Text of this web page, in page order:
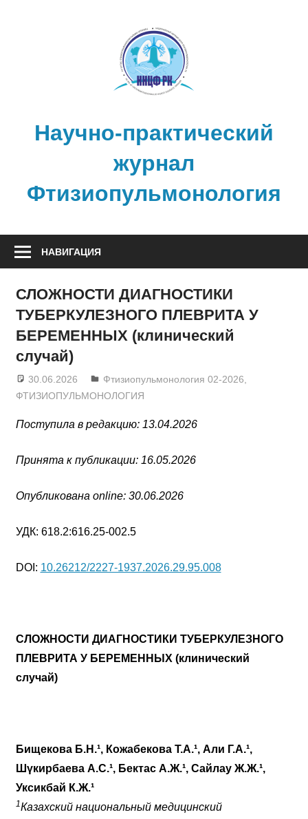
Научно-практический
журнал
Фтизиопульмонология
НАВИГАЦИЯ
СЛОЖНОСТИ ДИАГНОСТИКИ
ТУБЕРКУЛЕЗНОГО ПЛЕВРИТА У
БЕРЕМЕННЫХ (клинический
случай)
30.06.2026 admin
Фтизиопульмонология 02-2026
ФТИЗИОПУЛЬМОНОЛОГИЯ
Поступила в редакцию: 13.04.2026
Принята к публикации: 16.05.2026
Опубликована online: 30.06.2026
УДК: 618.2:616.25-002.5
DOI: 10.26212/2227-1937.2026.29.95.008
СЛОЖНОСТИ ДИАГНОСТИКИ ТУБЕРКУЛЕЗНОГО
ПЛЕВРИТА У БЕРЕМЕННЫХ (клинический
случай)
Бищекова Б.Н.¹, Кожабекова Т.А.¹, Али Г.А.¹,
Шүкирбаева А.С.¹, Бектас А.Ж.¹, Сайлау Ж.Ж.¹,
Уксикбай К.Ж.¹
1Казахский национальный медицинский